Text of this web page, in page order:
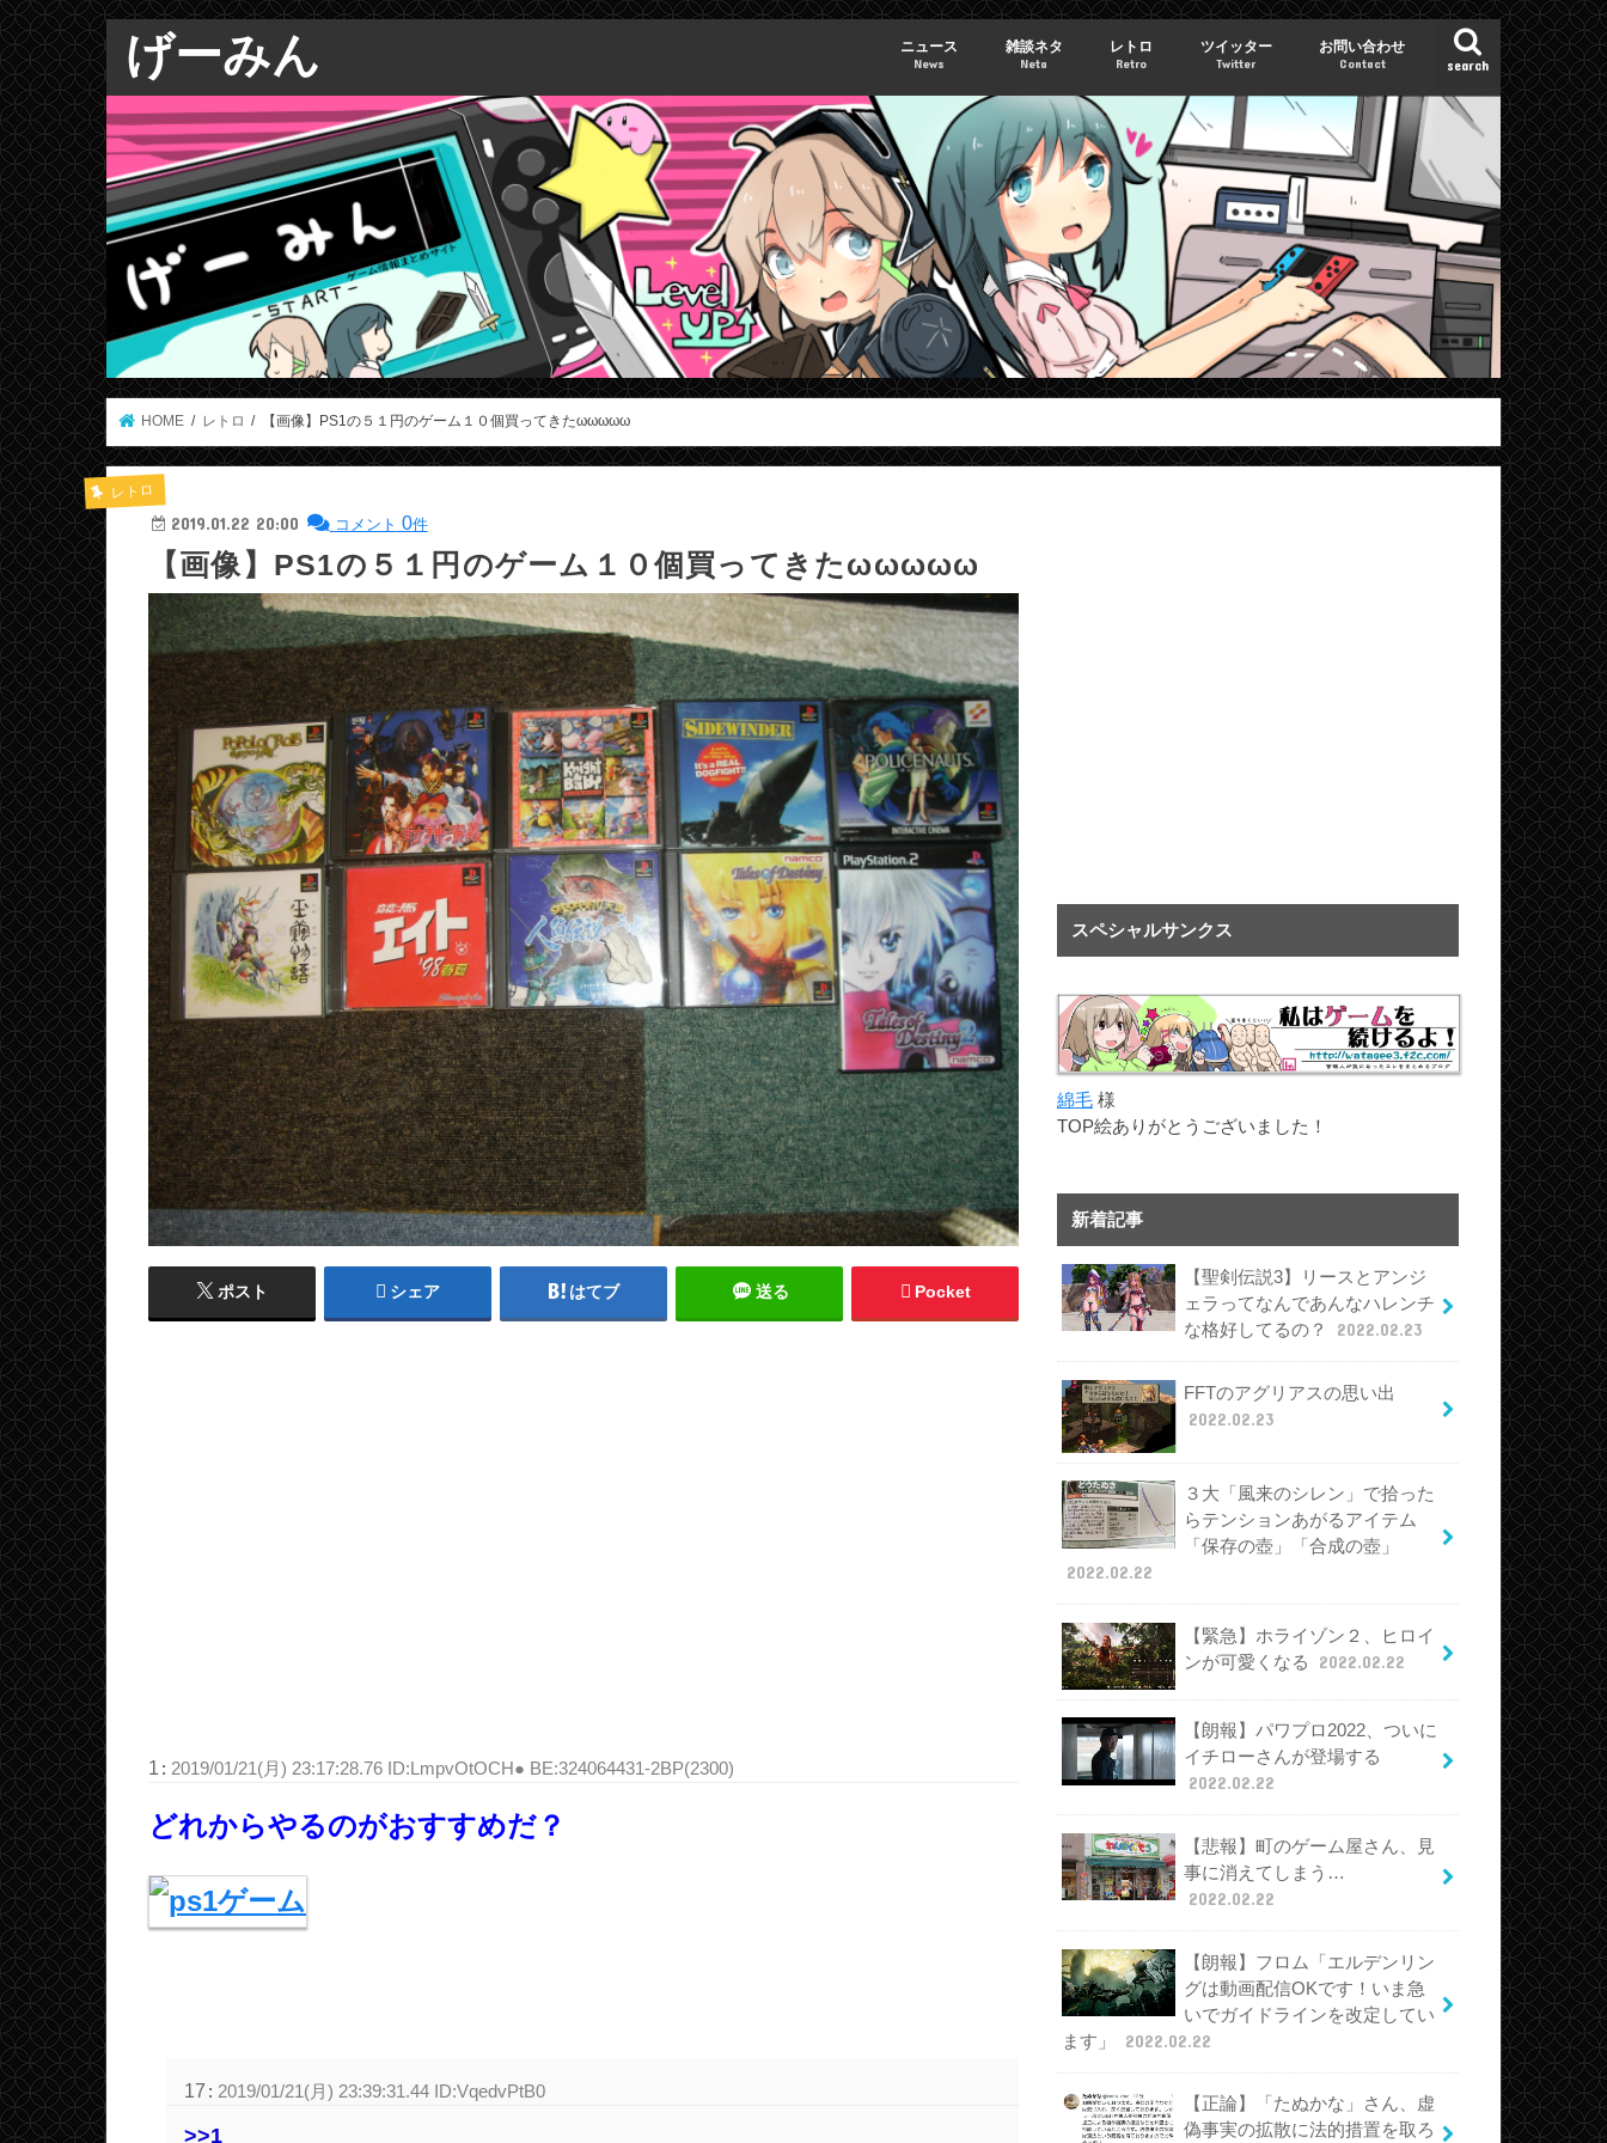
げーみん search
ニュース
News
雑談ネタ
Neta
レトロ
Retro
ツイッター
Twitter
お問い合わせ
Contact
HOME レトロ 【画像】PS1の５１円のゲーム１０個買ってきたωωωωω
レトロ
2019.01.22 20:00 コメント 0件
【画像】PS1の５１円のゲーム１０個買ってきたωωωωω
ポスト シェア はてブ 送る Pocket
1 : 2019/01/21(月) 23:17:28.76 ID:LmpvOtOCH● BE:324064431-2BP(2300)
どれからやるのがおすすめだ？
17 : 2019/01/21(月) 23:39:31.44 ID:VqedvPtB0
>>1
スペシャルサンクス
綿毛 様
TOP絵ありがとうございました！
新着記事
【聖剣伝説3】リースとアンジ
ェラってなんであんなハレンチ
な格好してるの？
2022.02.23
FFTのアグリアスの思い出
2022.02.23
３大「風来のシレン」で拾った
らテンションあがるアイテム
「保存の壺」「合成の壺」
2022.02.22
【緊急】ホライゾン２、ヒロイ
ンが可愛くなる
2022.02.22
【朗報】パワプロ2022、ついに
イチローさんが登場する
2022.02.22
【悲報】町のゲーム屋さん、見
事に消えてしまう…
2022.02.22
【朗報】フロム「エルデンリン
グは動画配信OKです！いま急
いでガイドラインを改定してい
ます」
2022.02.22
【正論】「たぬかな」さん、虚
偽事実の拡散に法的措置を取ろ